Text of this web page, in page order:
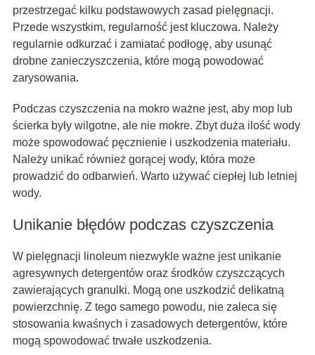
przestrzegać kilku podstawowych zasad pielęgnacji.
Przede wszystkim, regularność jest kluczowa. Należy
regularnie odkurzać i zamiatać podłogę, aby usunąć
drobne zanieczyszczenia, które mogą powodować
zarysowania.
Podczas czyszczenia na mokro ważne jest, aby mop lub
ścierka były wilgotne, ale nie mokre. Zbyt duża ilość wody
może spowodować pęcznienie i uszkodzenia materiału.
Należy unikać również gorącej wody, która może
prowadzić do odbarwień. Warto używać ciepłej lub letniej
wody.
Unikanie błędów podczas czyszczenia
W pielęgnacji linoleum niezwykle ważne jest unikanie
agresywnych detergentów oraz środków czyszczących
zawierających granulki. Mogą one uszkodzić delikatną
powierzchnię. Z tego samego powodu, nie zaleca się
stosowania kwaśnych i zasadowych detergentów, które
mogą spowodować trwałe uszkodzenia.